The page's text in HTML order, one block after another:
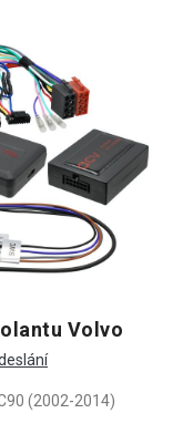
Volvo
(2002-2014)